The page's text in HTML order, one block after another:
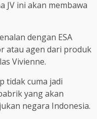
JV ini akan membawa
dengan ESA
atau agen dari produk
Vivienne.
tidak cuma jadi
yang akan
negara Indonesia.